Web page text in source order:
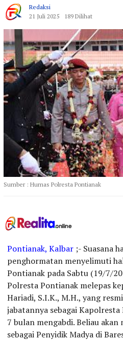
Redaksi
21 Juli 2025
189 Dilihat
Sumber : Humas Polresta Pontianak
Pontianak, Kalbar ;- Suasana
penghormatan menyelimuti
Pontianak pada Sabtu (19/7/
Polresta Pontianak melepas
Hariadi, S.I.K., M.H., yang
jabatannya sebagai
7 bulan mengabdi. Beliau
sebagai Penyidik Madya di